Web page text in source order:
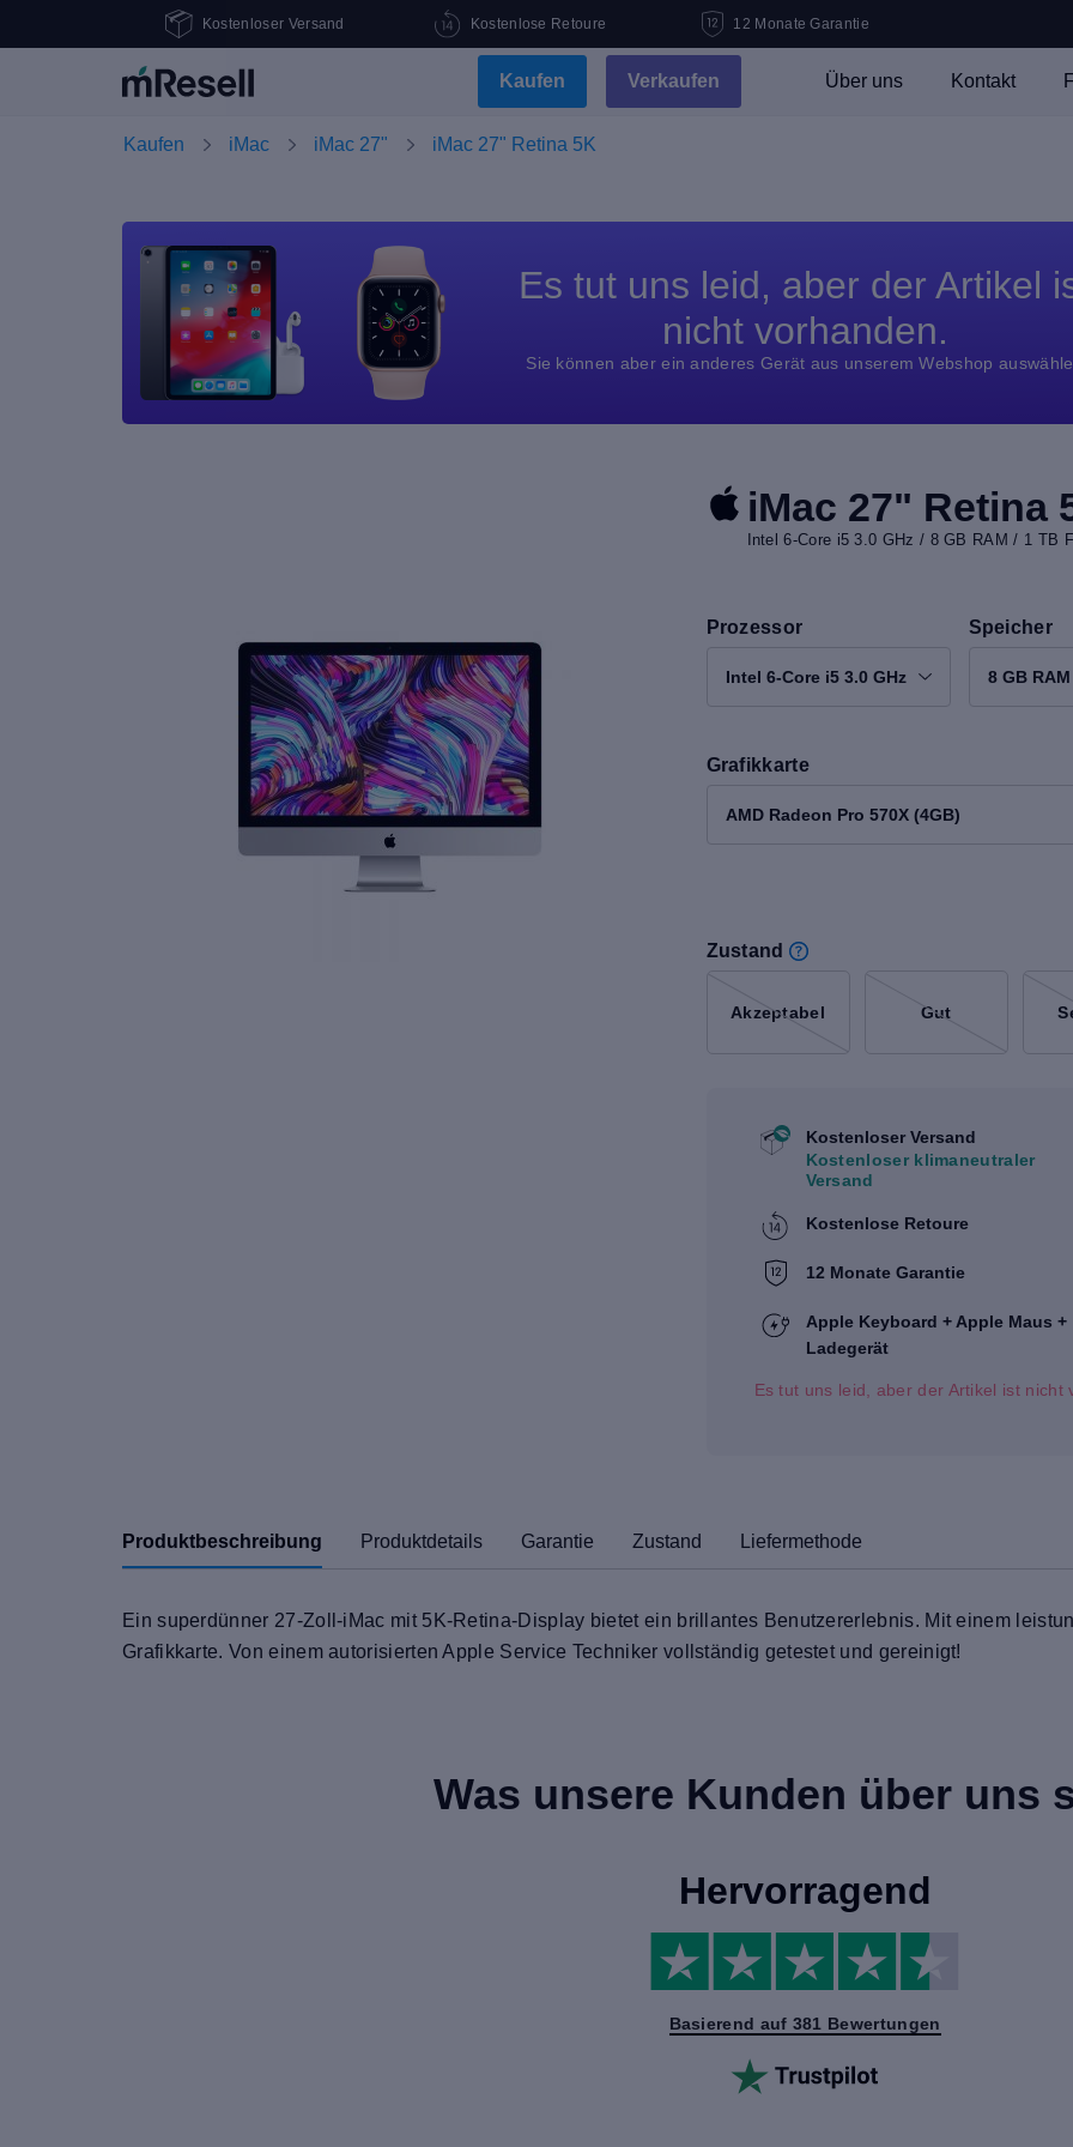
Kostenloser Versand Kostenlose Retoure 12 Monate Garantie
Kaufen Verkaufen Über uns Kontakt
Kaufen iMac iMac 27" iMac 27" Retina 5K
Es tut uns leid, aber der Artikel
nicht vorhanden.
Sie können aber ein anderes Gerät aus unserem Webshop
iMac 27" Retina
Intel 6-Core i5 3.0 GHz / 8 GB RAM / 1 TB
Prozessor
Intel 6-Core i5 3.0 GHz
Speicher
8 GB RAM
Grafikkarte
AMD Radeon Pro 570X (4GB)
Zustand
Akzeptabel Gut
Kostenloser Versand
Kostenloser klimaneutraler
Versand
Kostenlose Retoure
12 Monate Garantie
Apple Keyboard + Apple Maus +
Ladegerät
Es tut uns leid, aber der Artikel ist nicht
Produktbeschreibung Produktdetails Garantie Zustand Liefermethode
Ein superdünner 27-Zoll-iMac mit 5K-Retina-Display bietet ein brillantes Benutzererlebnis. Mit einem
Grafikkarte. Von einem autorisierten Apple Service Techniker vollständig getestet und gereinigt!
Was unsere Kunden über uns
Hervorragend
Basierend auf 381 Bewertungen